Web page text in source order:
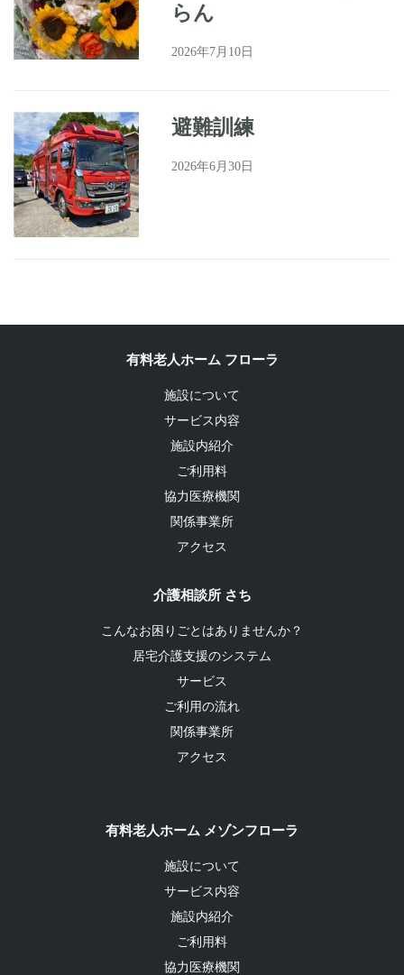
らん
2026年7月10日
避難訓練
2026年6月30日
有料老人ホーム フローラ
施設について
サービス内容
施設内紹介
ご利用料
協力医療機関
関係事業所
アクセス
介護相談所 さち
こんなお困りごとはありませんか？
居宅介護支援のシステム
サービス
ご利用の流れ
関係事業所
アクセス
有料老人ホーム メゾンフローラ
施設について
サービス内容
施設内紹介
ご利用料
協力医療機関